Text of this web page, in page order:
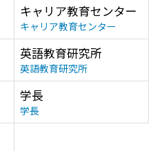
キャリア教育センター
キャリア教育センター
英語教育研究所
英語教育研究所
学長
学長